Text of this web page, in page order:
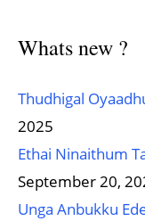
Whats new ?
Thudhigal
2025
Ethai Ninaithum
September 20,
Unga Anbukku